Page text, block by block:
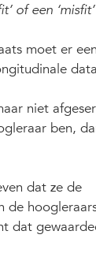
of een ‘misfit’
moet er een
niet
ben,
dat ze de
de
dat